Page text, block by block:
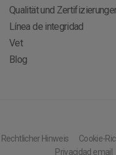
Qualität und
Línea de integridad
Vet
Blog
Rechtlicher Hinweis Cookie-
Privacidad email